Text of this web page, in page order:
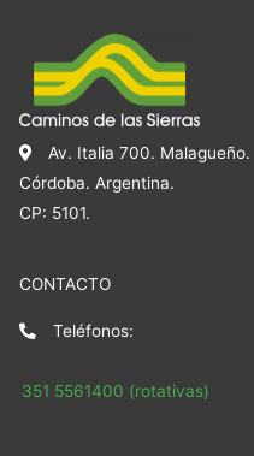
Av. Italia 700. Malagueño.
Córdoba. Argentina.
CP: 5101.
CONTACTO
Teléfonos:
351 5561400 (rotativas)